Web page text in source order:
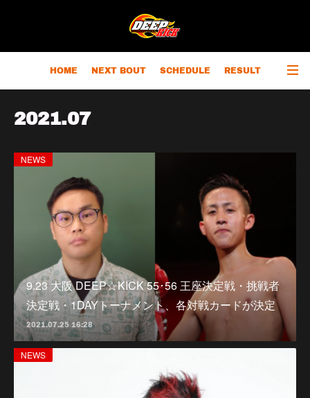
HOME NEXT BOUT SCHEDULE RESULT
2021.07
NEWS
9.23 大阪 DEEP☆KICK 55･56 王座決定戦・挑戦者
決定戦・1DAYトーナメント、各対戦カードが決定
2021.07.25 16:28
NEWS